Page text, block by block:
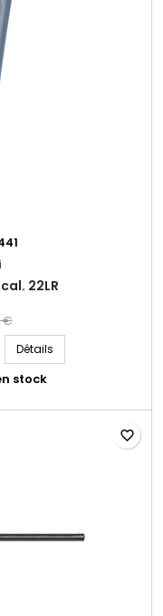
22LR
€
DétailsChargeur Rossi
stock
favorite_border